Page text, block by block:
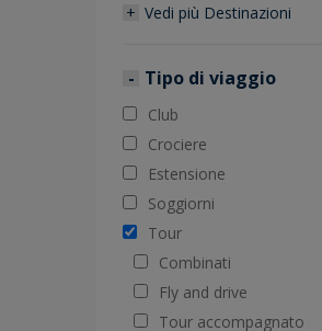
Vedi più Destinazioni
Tipo di viaggio
Club
Crociere
Estensione
Soggiorni
Tour
Combinati
Fly and drive
Tour accompagnato